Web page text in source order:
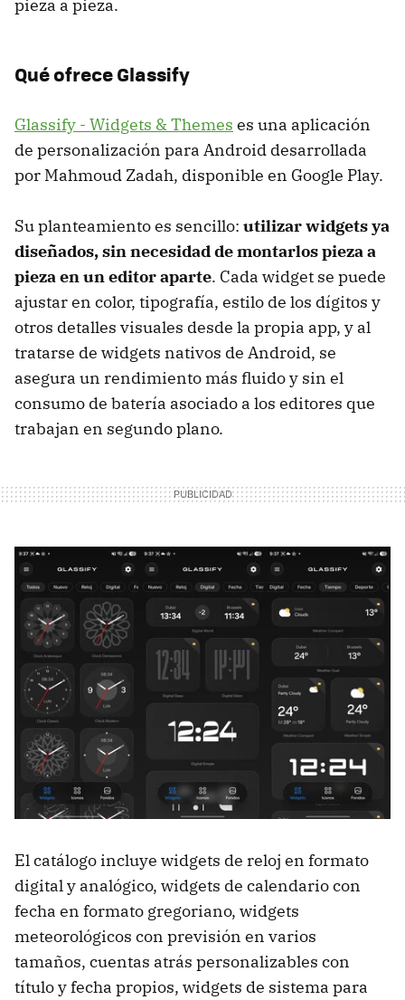
pieza a pieza.
Qué ofrece Glassify
Glassify - Widgets & Themes es una aplicación
de personalización para Android desarrollada
por Mahmoud Zadah, disponible en Google Play.
Su planteamiento es sencillo: utilizar widgets ya
diseñados, sin necesidad de montarlos pieza a
pieza en un editor aparte. Cada widget se puede
ajustar en color, tipografía, estilo de los dígitos y
otros detalles visuales desde la propia app, y al
tratarse de widgets nativos de Android, se
asegura un rendimiento más fluido y sin el
consumo de batería asociado a los editores que
trabajan en segundo plano.
El catálogo incluye widgets de reloj en formato
digital y analógico, widgets de calendario con
fecha en formato gregoriano, widgets
meteorológicos con previsión en varios
tamaños, cuentas atrás personalizables con
título y fecha propios, widgets de sistema para